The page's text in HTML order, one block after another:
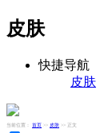
皮肤
快捷导航
皮肤
当前位置： 首页 >> 皮肤 >> 正文